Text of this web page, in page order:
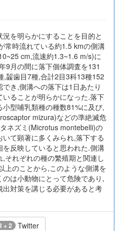
を明らかにすることを目的と
常時流れている約1.5 kmの側溝
cm,流速約1.3~1.6 m/s)に
9月の間に落下個体調査を131
,齧歯目7種,合計2目3科13種152
き,側溝への落下は1日あたり
ることが明らかになった.落下
型哺乳類種の種数81%に及び,
mizura)などの準絶滅危
ネズミ(Microtus montebelli)の
て顕著に多くみられ,落下する
反映していると思われた.側溝
それぞれの種の繁殖期と関連し
上のことから,このような側溝を
は小動物にとって危険であり,
対策を講じる必要があると考
+ 2 Twitter